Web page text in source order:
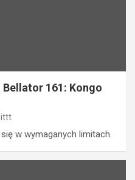
161: Kongo
w wymaganych limitach.